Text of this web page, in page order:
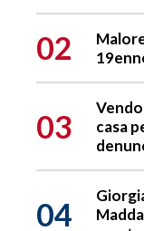
02
03
casa
04